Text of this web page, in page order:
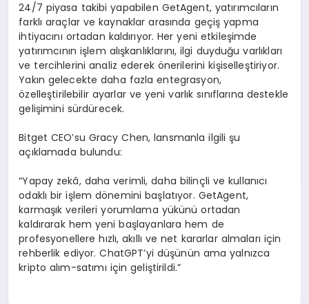
24/7 piyasa takibi yapabilen GetAgent, yatırımcıların
farklı araçlar ve kaynaklar arasında geçiş yapma
ihtiyacını ortadan kaldırıyor. Her yeni etkileşimde
yatırımcının işlem alışkanlıklarını, ilgi duyduğu varlıkları
ve tercihlerini analiz ederek önerilerini kişiselleştiriyor.
Yakın gelecekte daha fazla entegrasyon,
özelleştirilebilir ayarlar ve yeni varlık sınıflarına destekle
gelişimini sürdürecek.
Bitget CEO’su Gracy Chen, lansmanla ilgili şu
açıklamada bulundu:
“Yapay zekâ, daha verimli, daha bilinçli ve kullanıcı
odaklı bir işlem dönemini başlatıyor. GetAgent,
karmaşık verileri yorumlama yükünü ortadan
kaldırarak hem yeni başlayanlara hem de
profesyonellere hızlı, akıllı ve net kararlar almaları için
rehberlik ediyor. ChatGPT’yi düşünün ama yalnızca
kripto alım-satımı için geliştirildi.”